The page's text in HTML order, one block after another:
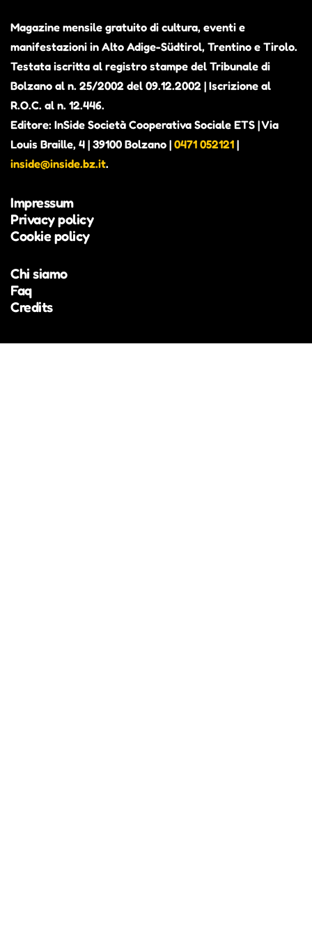
ALEX THE JUDGE, PRIMO
ALBUM IN VISTA. CONTERRÀ
PEZZI INEDITI E ALCUNI BRANI
GIÀ PUBBLICATI COME SINGOLI
dal 2018 nella scena musicale altoatesina (Beyond
Hills, Fruity Sessions) e nel 2023 ha vinto il
concorso Euregio UploadSounds, affermandosi
Magazine mensile gratuito di cultura, eventi e
manifestazioni in Alto Adige-Südtirol, Trentino e Tirolo.
Testata iscritta al registro stampe del Tribunale di
Bolzano al n. 25/2002 del 09.12.2002 | Iscrizione al
R.O.C. al n. 12.446.
Editore: InSide Società Cooperativa Sociale ETS | Via
Louis Braille, 4 | 39100 Bolzano | 0471 052121 |
inside@inside.bz.it.
Impressum
Privacy policy
Cookie policy
Chi siamo
Faq
Credits